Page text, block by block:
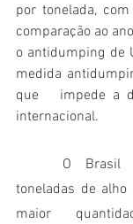
por tonelada,
comparação ao
o antidumping de
medida
que   impede a
internacional.
toneladas de
maior